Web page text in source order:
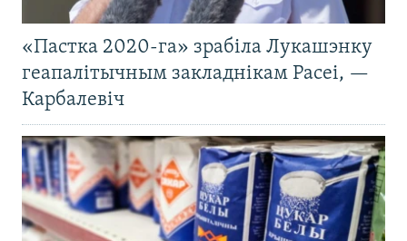
«Пастка 2020-га» зрабіла Лукашэнку
геапалітычным закладнікам Расеі, —
Карбалевіч